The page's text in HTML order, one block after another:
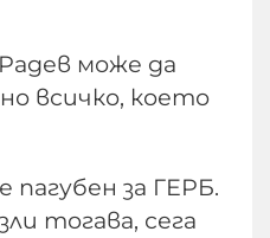
може да
всичко, което
за ГЕРБ.
тогава, сега